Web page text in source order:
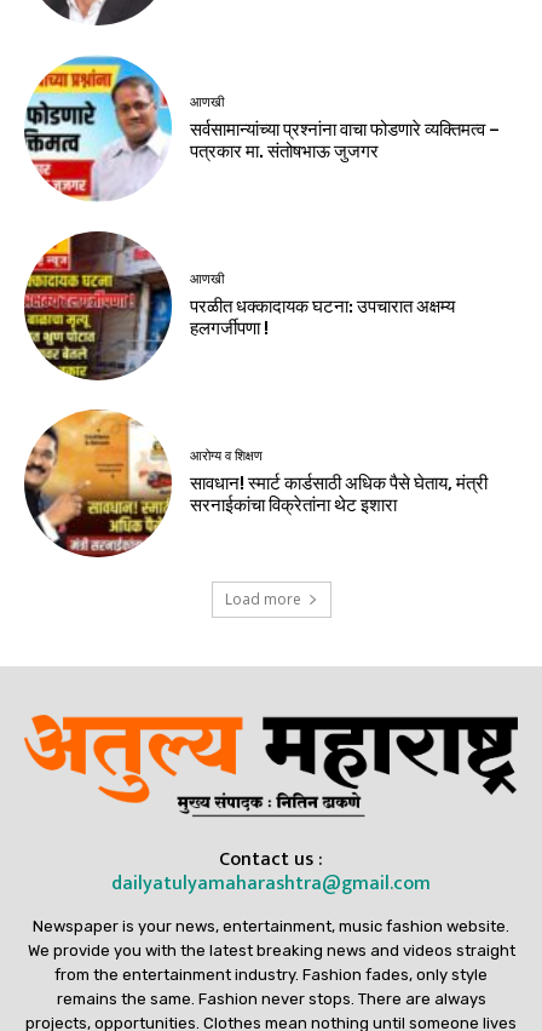
आणखी
सर्वसामान्यांच्या प्रश्नांना वाचा फोडणारे व्यक्तिमत्व –
पत्रकार मा. संतोषभाऊ जुजगर
आणखी
परळीत धक्कादायक घटना: उपचारात अक्षम्य
हलगर्जीपणा !
आरोग्य व शिक्षण
सावधान! स्मार्ट कार्डसाठी अधिक पैसे घेताय, मंत्री
सरनाईकांचा विक्रेतांना थेट इशारा
Load more
Contact us :
dailyatulyamaharashtra@gmail.com
Newspaper is your news, entertainment, music fashion website.
We provide you with the latest breaking news and videos straight
from the entertainment industry. Fashion fades, only style
remains the same. Fashion never stops. There are always
projects, opportunities. Clothes mean nothing until someone lives